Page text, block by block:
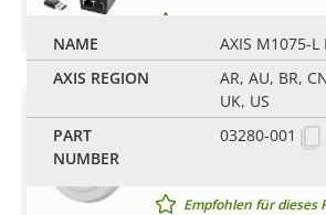
AXIS TM1903
Schutz der
Empfohlen für dieses
AXIS M1075-L
AR, AU, BR,
UK, US
03280-001